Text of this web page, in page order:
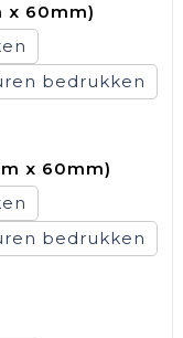
x 60mm)
x 60mm)